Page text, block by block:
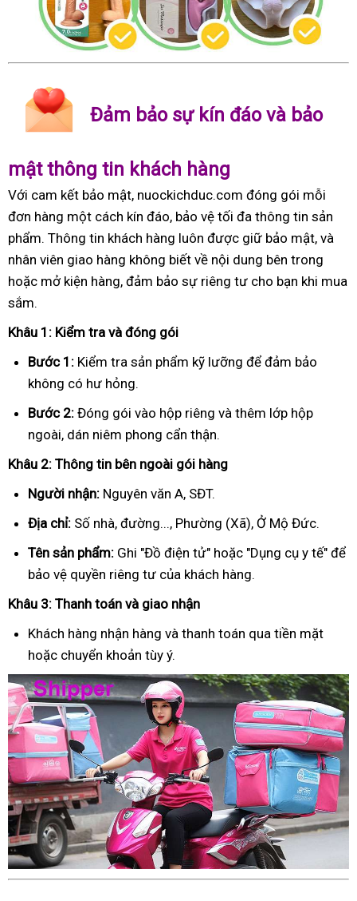
Đảm bảo sự kín đáo và bảo
mật thông tin khách hàng
Với cam kết bảo mật, nuockichduc.com đóng gói mỗi
đơn hàng một cách kín đáo, bảo vệ tối đa thông tin sản
phẩm. Thông tin khách hàng luôn được giữ bảo mật, và
nhân viên giao hàng không biết về nội dung bên trong
hoặc mở kiện hàng, đảm bảo sự riêng tư cho bạn khi mua
sắm.
Khâu 1: Kiểm tra và đóng gói
Bước 1: Kiểm tra sản phẩm kỹ lưỡng để đảm bảo
không có hư hỏng.
Bước 2: Đóng gói vào hộp riêng và thêm lớp hộp
ngoài, dán niêm phong cẩn thận.
Khâu 2: Thông tin bên ngoài gói hàng
Người nhận: Nguyên văn A, SĐT.
Địa chỉ: Số nhà, đường..., Phường (Xã), Ở Mộ Đức.
Tên sản phẩm: Ghi "Đồ điện tử" hoặc "Dụng cụ y tế" để
bảo vệ quyền riêng tư của khách hàng.
Khâu 3: Thanh toán và giao nhận
Khách hàng nhận hàng và thanh toán qua tiền mặt
hoặc chuyển khoản tùy ý.